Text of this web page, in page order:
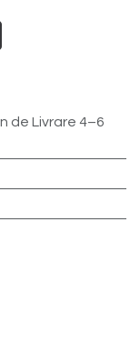
de Livrare 4–6